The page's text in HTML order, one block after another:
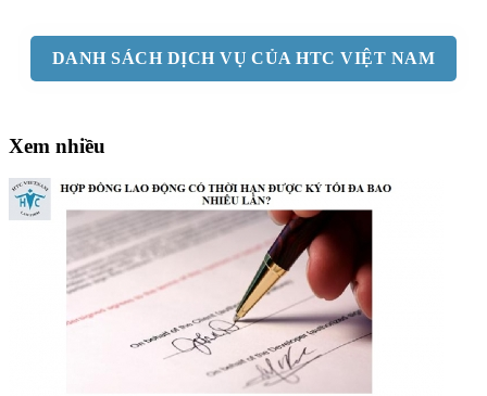
DANH SÁCH DỊCH VỤ CỦA HTC VIỆT NAM
Xem nhiều